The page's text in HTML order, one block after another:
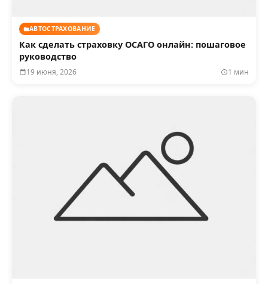
АВТОСТРАХОВАНИЕ
Как сделать страховку ОСАГО онлайн: пошаговое
руководство
19 июня, 2026 1 мин